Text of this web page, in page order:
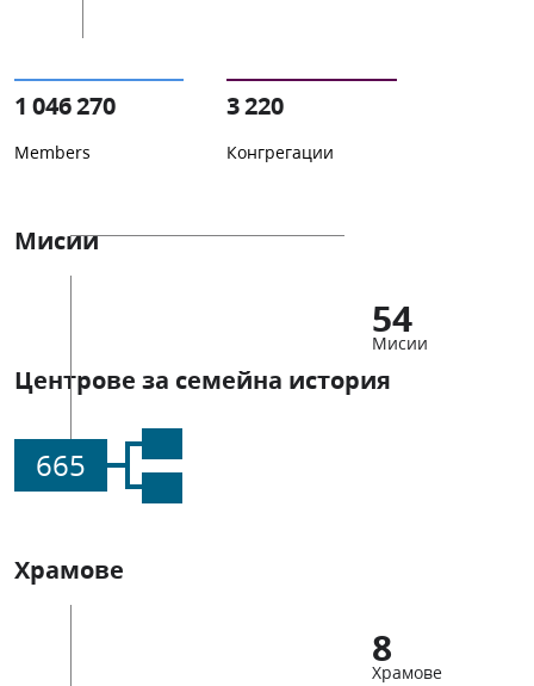
1 046 270
Members
3 220
Конгрегации
Мисии
54
Мисии
Центрове за семейна история
665
Храмове
8
Храмове